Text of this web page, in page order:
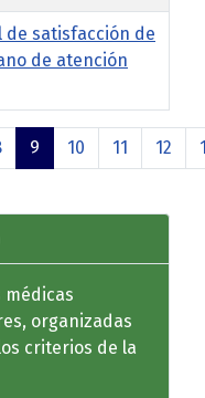
de satisfacción de
de atención
Página 9 de 69
9 10 11 12
organizadas
criterios de la